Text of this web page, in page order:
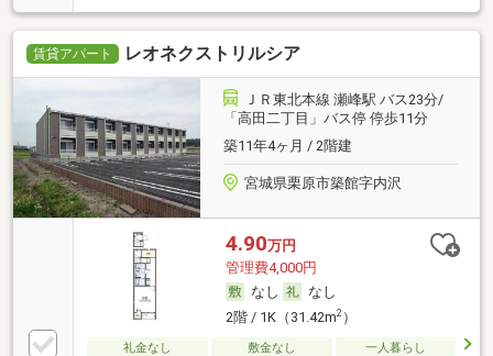
賃貸アパート レオネクストリルシア
ＪＲ東北本線 瀬峰駅 バス23分/
「高田二丁目」バス停 停歩11分
築11年4ヶ月 / 2階建
宮城県栗原市築館字内沢
4.90万円
管理費4,000円
なし
なし
2階 / 1K（31.42m2）
礼金なし 敷金なし
一人暮らし